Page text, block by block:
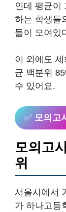
인데 평균이
하는 학생들
들이 모여있
이 외에도
균 백분위
수 있어요.
✅ 모의고
모의고
위
서울시에서
가 하나고등